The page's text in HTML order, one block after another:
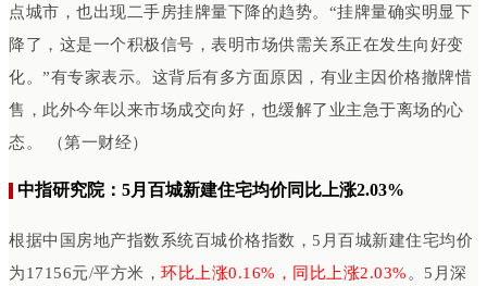
点城市，也出现二手房挂牌量下降的趋势。“挂牌量确实明显下
降了，这是一个积极信号，表明市场供需关系正在发生向好变
化。”有专家表示。这背后有多方面原因，有业主因价格撤牌惜
售，此外今年以来市场成交向好，也缓解了业主急于离场的心
态。 （第一财经）
中指研究院：5月百城新建住宅均价同比上涨2.03%
根据中国房地产指数系统百城价格指数，5月百城新建住宅均价
为17156元/平方米， 环比上涨0.16%，同比上涨2.03% 。5月深